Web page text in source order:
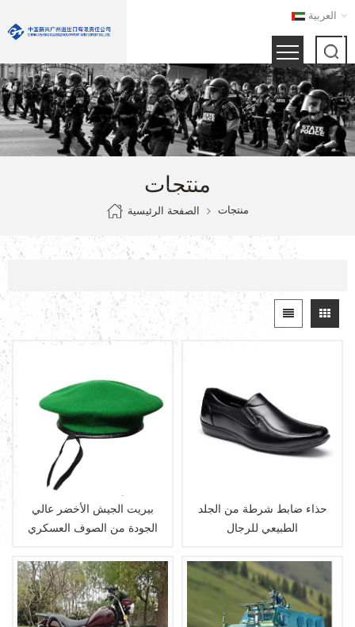
العربية
منتجات
الصفحة الرئيسية منتجات
بيريت الجيش الأخضر عالي
الجودة من الصوف العسكري
حذاء ضابط شرطة من الجلد
الطبيعي للرجال